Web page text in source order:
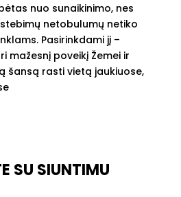
nuo sunaikinimo, nes
netobulumų netiko
Pasirinkdami jį –
mažesnį poveikį Žemei ir
šansą rasti vietą jaukiuose,
SU SIUNTIMU